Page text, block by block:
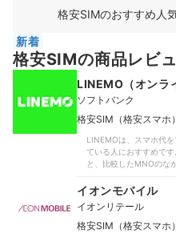
格安SIMのおすすめ人
新着
格安SIMの商品レビ
LINEMO（オンラ
ソフトバンク
格安SIM（格安スマホ）
LINEMOは、スマホ代を
ている人におすすめで
と、比較したMNOのな
減できた」という口コ
なるでしょう。通話料
信速度・つながりやす
が昼休み時間帯に
イオンモバイル
イオンリテール
格安SIM（格安スマホ）